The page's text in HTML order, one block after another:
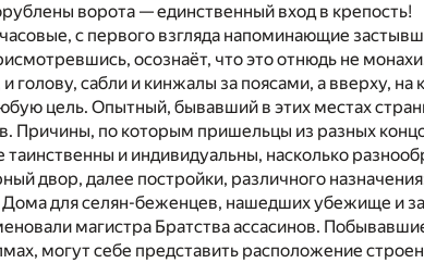
ворота — единственный вход в крепость!
с первого взгляда напоминающие
осознаёт, что это отнюдь не
голову, сабли и кинжалы за поясами, а вверху,
цель. Опытный, бывавший в этих местах
Причины, по которым пришельцы из разных
таинственны и индивидуальны, насколько
двор, далее постройки, различного
для селян-беженцев, нашедших убежище и
магистра Братства ассасинов.
могут себе представить расположение